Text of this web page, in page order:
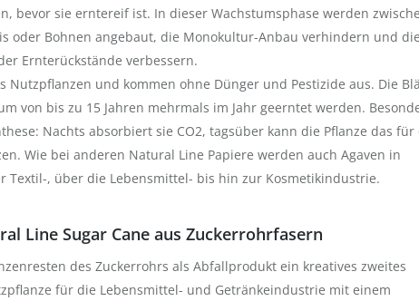
bevor sie erntereif ist. In dieser Wachstumsphase werden
oder Bohnen angebaut, die Monokultur-Anbau verhindern und die
Ernterückstände verbessern.
Nutzpflanzen und kommen ohne Dünger und Pestizide aus. Die
von bis zu 15 Jahren mehrmals im Jahr geerntet werden.
Nachts absorbiert sie CO2, tagsüber kann die Pflanze das für
Wie bei anderen Natural Line Papiere werden auch Agaven in
Textil-, über die Lebensmittel- bis hin zur Kosmetikindustrie.
Line Sugar Cane aus Zuckerrohrfasern
des Zuckerrohrs als Abfallprodukt ein kreatives zweites
für die Lebensmittel- und Getränkeindustrie mit einem